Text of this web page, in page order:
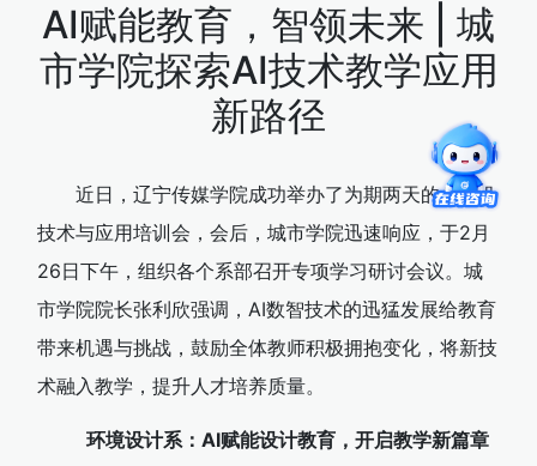
AI赋能教育，智领未来 | 城
市学院探索AI技术教学应用
新路径
近日，辽宁传媒学院成功举办了为期两天的AI前沿
技术与应用培训会，会后，城市学院迅速响应，于2月
26日下午，组织各个系部召开专项学习研讨会议。城
市学院院长张利欣强调，AI数智技术的迅猛发展给教育
带来机遇与挑战，鼓励全体教师积极拥抱变化，将新技
术融入教学，提升人才培养质量。
环境设计系：AI赋能设计教育，开启教学新篇章